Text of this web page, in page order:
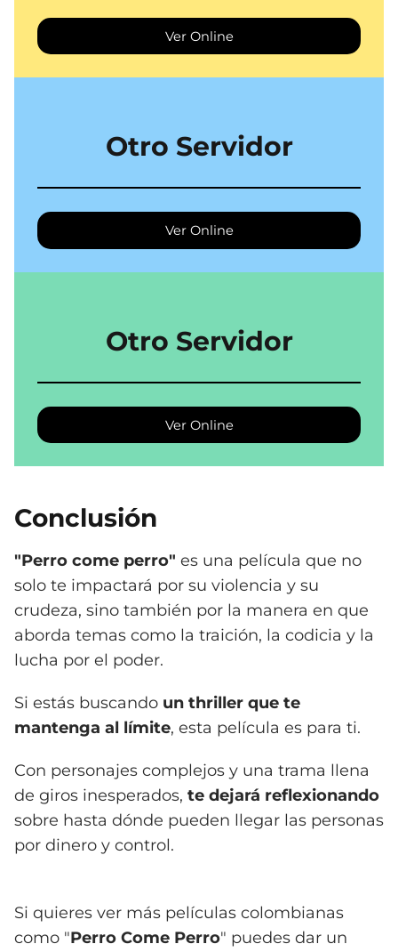
Ver Online
Otro Servidor
Ver Online
Otro Servidor
Ver Online
Conclusión
"Perro come perro" es una película que no
solo te impactará por su violencia y su
crudeza, sino también por la manera en que
aborda temas como la traición, la codicia y la
lucha por el poder.
Si estás buscando un thriller que te
mantenga al límite, esta película es para ti.
Con personajes complejos y una trama llena
de giros inesperados, te dejará reflexionando
sobre hasta dónde pueden llegar las personas
por dinero y control.
Si quieres ver más películas colombianas
como "Perro Come Perro" puedes dar un